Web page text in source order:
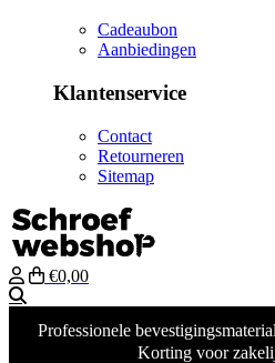
Cadeaubon
Aanbiedingen
Klantenservice
Contact
Retourneren
Sitemap
€0,00
Professionele
Korting voor